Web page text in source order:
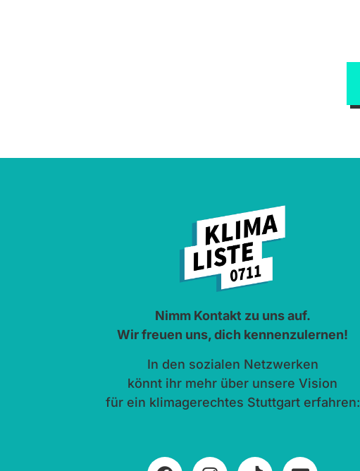
Nimm Kontakt zu uns auf.
Wir freuen uns, dich kennenzulernen!
In den sozialen Netzwerken
könnt ihr mehr über unsere Vision
für ein klimagerechtes Stuttgart erfahren: